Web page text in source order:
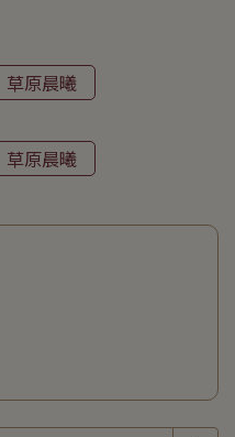
草原晨曦
草原晨曦